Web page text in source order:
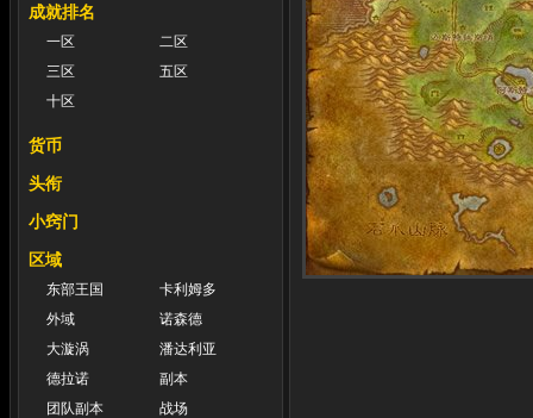
成就排名
一区
二区
三区
五区
十区
货币
头衔
小窍门
区域
东部王国
卡利姆多
外域
诺森德
大漩涡
潘达利亚
德拉诺
副本
团队副本
战场